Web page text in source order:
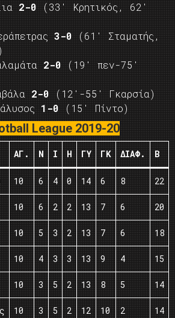
2-0 (33′ Κρητικός, 62′
3-0 (61′ Σταματής,
2-0 (19′ πεν-75′
2-0 (12′-55′ Γκαρσία)
1-0 (15′ Πίντο)
League 2019-20
ΑΓ. Ν Ι Η ΓΥ ΓΚ ΔΙΑΦ. Β
10 6 4 0 14 6 8 22
10 6 2 2 13 7 6 20
10 5 3 2 13 7 6 18
10 4 3 3 13 9 4 15
10 3 5 2 13 8 5 14
10 3 5 2 12 10 2 14